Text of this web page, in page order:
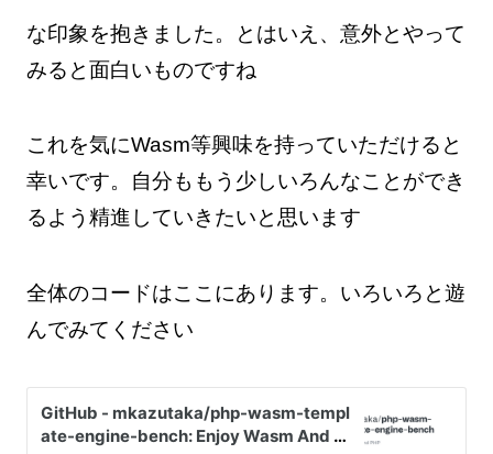
な印象を抱きました。とはいえ、意外とやって
みると面白いものですね
これを気にWasm等興味を持っていただけると
幸いです。自分ももう少しいろんなことができ
るよう精進していきたいと思います
全体のコードはここにあります。いろいろと遊
んでみてください